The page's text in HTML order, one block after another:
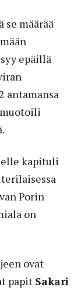
määrää
epäillä
antamansa
kapituli
Porin
on
ovat
papit Sakari